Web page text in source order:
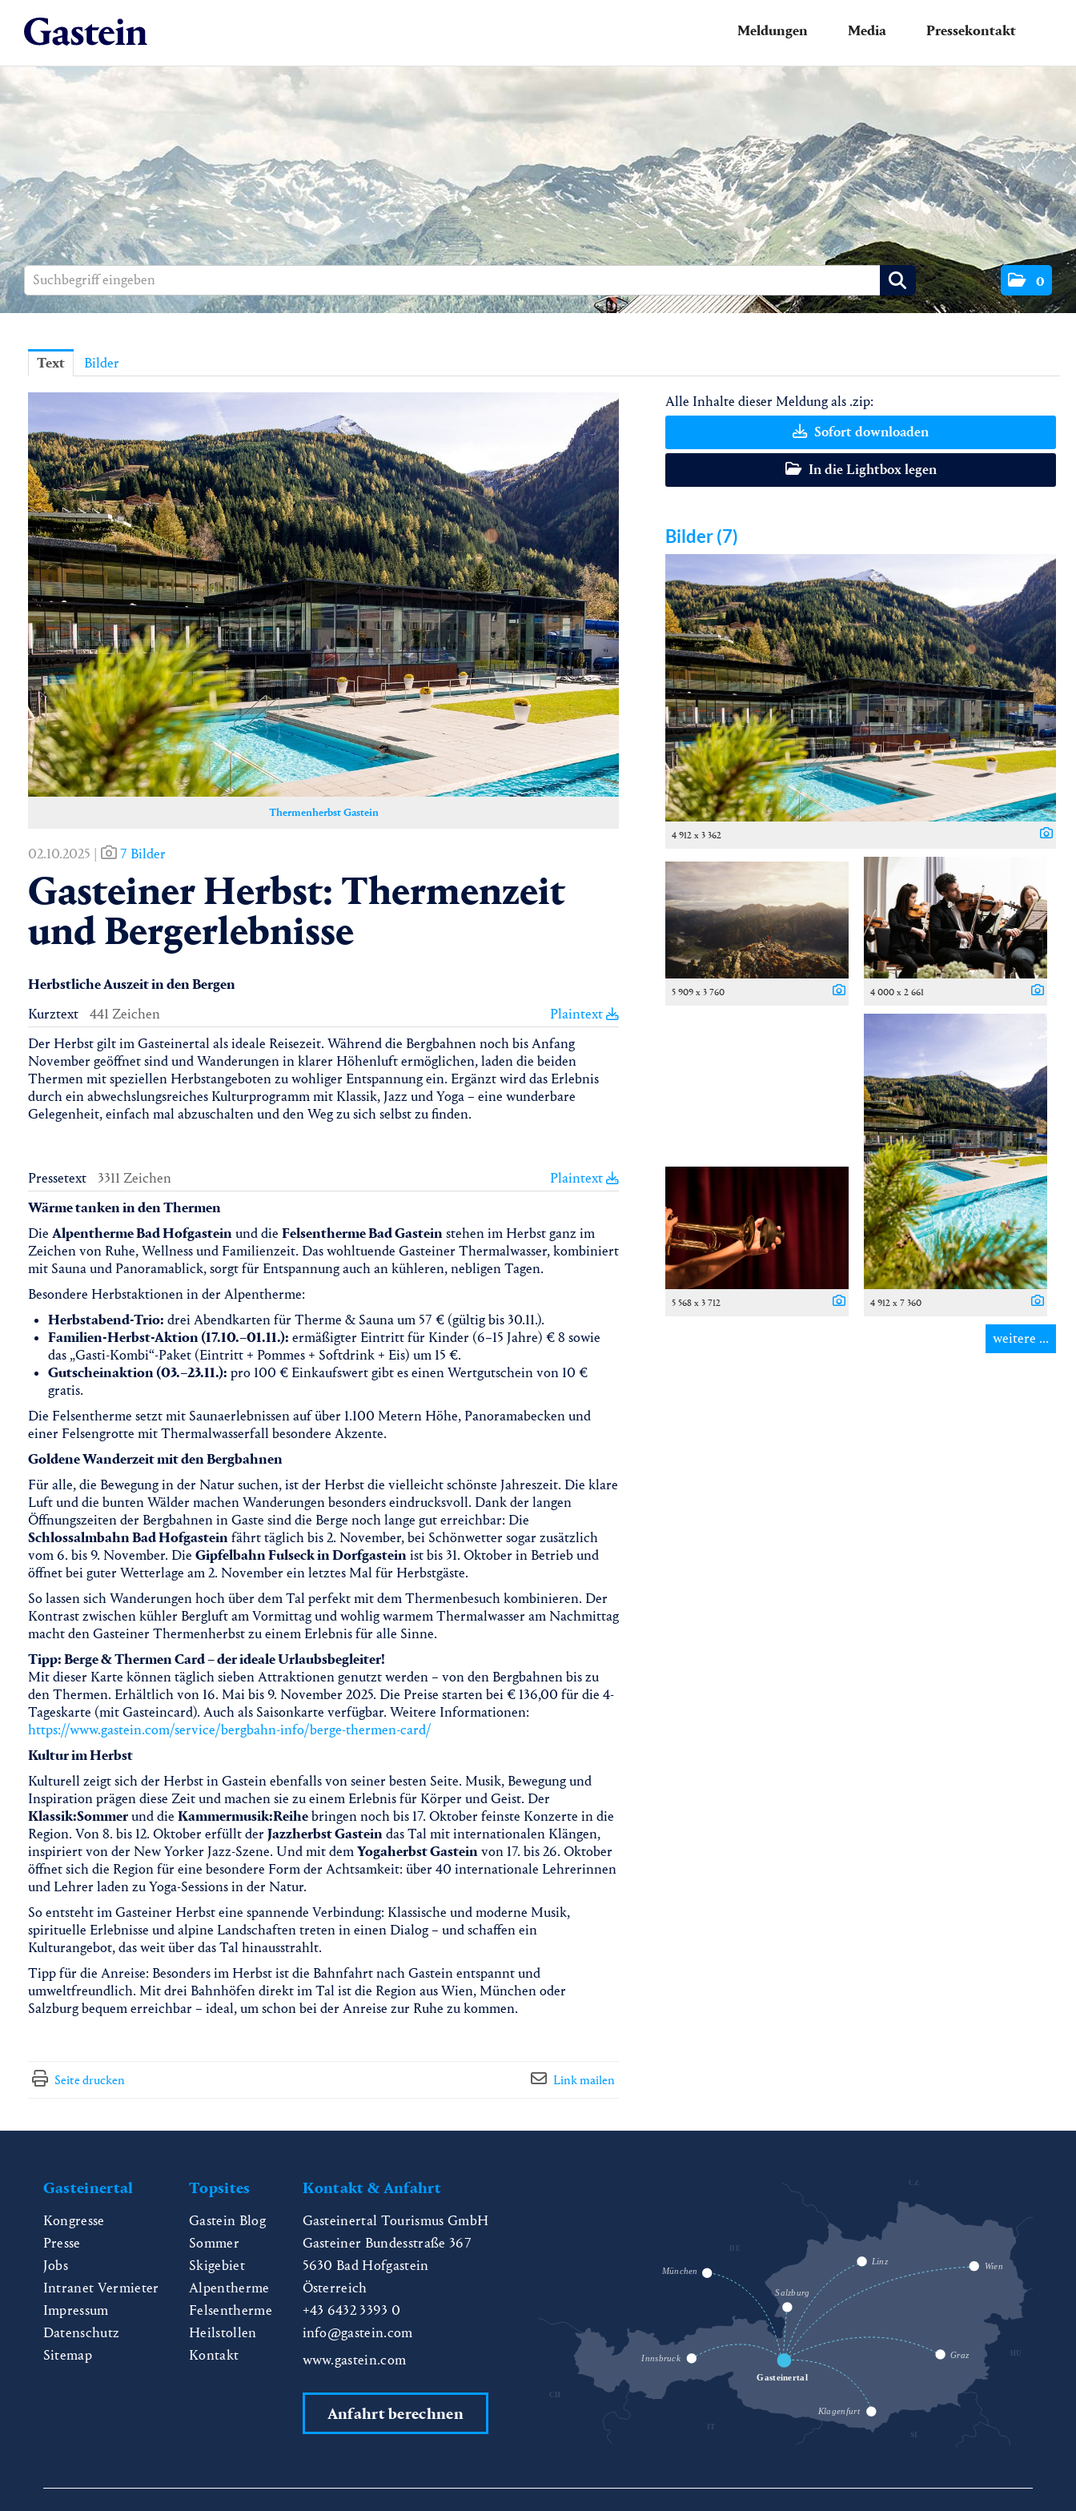
Meldungen Media Pressekontakt
0
Text Bilder
Thermenherbst Gastein
02.10.2025 | 7 Bilder
Gasteiner Herbst: Thermenzeit
und Bergerlebnisse
Herbstliche Auszeit in den Bergen
Kurztext
441 Zeichen
Plaintext
Der Herbst gilt im Gasteinertal als ideale Reisezeit. Während die Bergbahnen noch bis Anfang
November geöffnet sind und Wanderungen in klarer Höhenluft ermöglichen, laden die beiden
Thermen mit speziellen Herbstangeboten zu wohliger Entspannung ein. Ergänzt wird das Erlebnis
durch ein abwechslungsreiches Kulturprogramm mit Klassik, Jazz und Yoga – eine wunderbare
Gelegenheit, einfach mal abzuschalten und den Weg zu sich selbst zu finden.
Pressetext 3311 Zeichen
Plaintext
Wärme tanken in den Thermen
Die Alpentherme Bad Hofgasteinund die Felsentherme Bad Gasteinstehen im Herbst ganz im
Zeichen von Ruhe, Wellness und Familienzeit. Das wohltuende Gasteiner Thermalwasser, kombiniert
mit Sauna und Panoramablick, sorgt für Entspannung auch an kühleren, nebligen Tagen.
Besondere Herbstaktionen in der Alpentherme:
Herbstabend-Trio: drei Abendkarten für Therme & Sauna um 57 € (gültig bis 30.11.).
Familien-Herbst-Aktion (17.10.–01.11.): ermäßigter Eintritt für Kinder (6–15 Jahre) € 8 sowie
das „Gasti-Kombi“-Paket (Eintritt + Pommes + Softdrink + Eis) um 15 €.
Gutscheinaktion (03.–23.11.): pro 100 € Einkaufswert gibt es einen Wertgutschein von 10 €
gratis.
Die Felsentherme setzt mit Saunaerlebnissen auf über 1.100 Metern Höhe, Panoramabecken und
einer Felsengrotte mit Thermalwasserfall besondere Akzente.
Goldene Wanderzeit mit den Bergbahnen
Für alle, die Bewegung in der Natur suchen, ist der Herbst die vielleicht schönste Jahreszeit. Die klare
Luft und die bunten Wälder machen Wanderungen besonders eindrucksvoll. Dank der langen
Öffnungszeiten der Bergbahnen in Gaste sind die Berge noch lange gut erreichbar: Die
Schlossalmbahn Bad Hofgasteinfährt täglich bis 2. November, bei Schönwetter sogar zusätzlich
vom 6. bis 9. November. Die Gipfelbahn Fulseck in Dorfgasteinist bis 31. Oktober in Betrieb und
öffnet bei guter Wetterlage am 2. November ein letztes Mal für Herbstgäste.
So lassen sich Wanderungen hoch über dem Tal perfekt mit dem Thermenbesuch kombinieren. Der
Kontrast zwischen kühler Bergluft am Vormittag und wohlig warmem Thermalwasser am Nachmittag
macht den Gasteiner Thermenherbst zu einem Erlebnis für alle Sinne.
Tipp: Berge & Thermen Card – der ideale Urlaubsbegleiter!
Mit dieser Karte können täglich sieben Attraktionen genutzt werden – von den Bergbahnen bis zu
den Thermen. Erhältlich von 16. Mai bis 9. November 2025. Die Preise starten bei € 136,00 für die 4-
Tageskarte (mit Gasteincard). Auch als Saisonkarte verfügbar. Weitere Informationen:
https://www.gastein.com/service/bergbahn-info/berge-thermen-card/
Kultur im Herbst
Kulturell zeigt sich der Herbst in Gastein ebenfalls von seiner besten Seite. Musik, Bewegung und
Inspiration prägen diese Zeit und machen sie zu einem Erlebnis für Körper und Geist. Der
Klassik:Sommerund die Kammermusik:Reihebringen noch bis 17. Oktober feinste Konzerte in die
Region. Von 8. bis 12. Oktober erfüllt der Jazzherbst Gasteindas Tal mit internationalen Klängen,
inspiriert von der New Yorker Jazz-Szene. Und mit demYogaherbst Gasteinvon 17. bis 26. Oktober
öffnet sich die Region für eine besondere Form der Achtsamkeit: über 40 internationale Lehrerinnen
und Lehrer laden zu Yoga-Sessions in der Natur.
So entsteht im Gasteiner Herbst eine spannende Verbindung: Klassische und moderne Musik,
spirituelle Erlebnisse und alpine Landschaften treten in einen Dialog – und schaffen ein
Kulturangebot, das weit über das Tal hinausstrahlt.
Tipp für die Anreise: Besonders im Herbst ist die Bahnfahrt nach Gastein entspannt und
umweltfreundlich. Mit drei Bahnhöfen direkt im Tal ist die Region aus Wien, München oder
Salzburg bequem erreichbar – ideal, um schon bei der Anreise zur Ruhe zu kommen.
Seite drucken Link mailen
Alle Inhalte dieser Meldung als .zip:
Sofort downloaden
In die Lightbox legen
Bilder (7)
4 912 x 3 362
5 909 x 3 760 4 000 x 2 661
5 568 x 3 712 4 912 x 7 360
weitere ...
Gasteinertal
Kongresse
Presse
Jobs
Intranet Vermieter
Impressum
Datenschutz
Sitemap
Topsites
Gastein Blog
Sommer
Skigebiet
Alpentherme
Felsentherme
Heilstollen
Kontakt
Kontakt & Anfahrt
Gasteinertal Tourismus GmbH
Gasteiner Bundesstraße 367
5630 Bad Hofgastein
Österreich
+43 6432 3393 0
info@gastein.com
www.gastein.com
Anfahrt berechnen
München
Innsbruck
Klagenfurt
Graz
Wien
Linz
Gasteinertal
Salzburg
CZ
DE
CH
SI